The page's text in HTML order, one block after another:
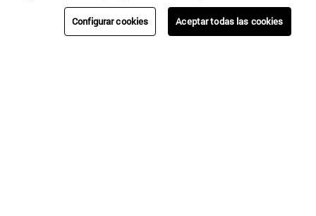
Configurar cookies Aceptar todas las cookies